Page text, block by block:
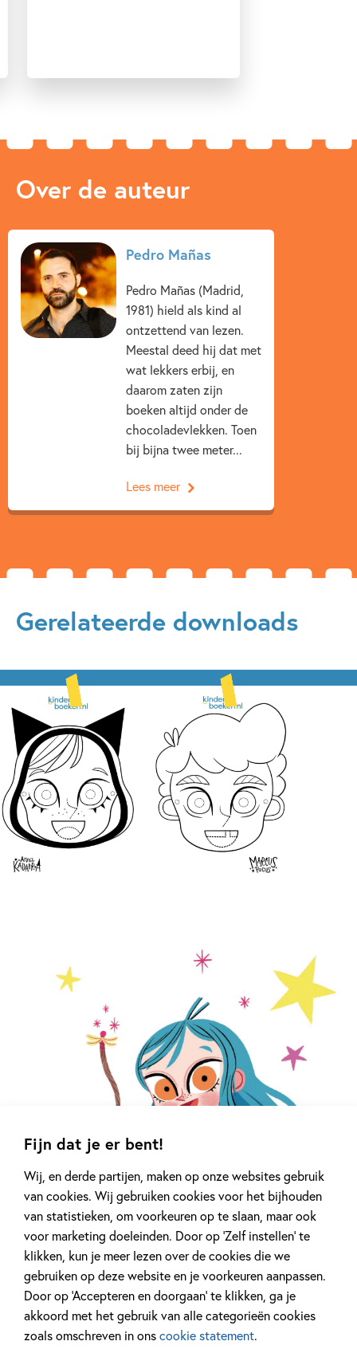
Fijn dat je er bent!
Wij, en derde partijen, maken op onze websites gebruik
van cookies. Wij gebruiken cookies voor het bijhouden
van statistieken, om voorkeuren op te slaan, maar ook
voor marketing doeleinden. Door op ‘Zelf instellen’ te
klikken, kun je meer lezen over de cookies die we
gebruiken op deze website en je voorkeuren aanpassen.
Door op ‘Accepteren en doorgaan’ te klikken, ga je
akkoord met het gebruik van alle categorieën cookies
zoals omschreven in onscookie statement.
Over de auteur
Pedro Mañas
Pedro Mañas (Madrid,
1981) hield als kind al
ontzettend van lezen.
Meestal deed hij dat met
wat lekkers erbij, en
daarom zaten zijn
boeken altijd onder de
chocoladevlekken. Toen
bij bijna twee meter...
Lees meer
Gerelateerde downloads